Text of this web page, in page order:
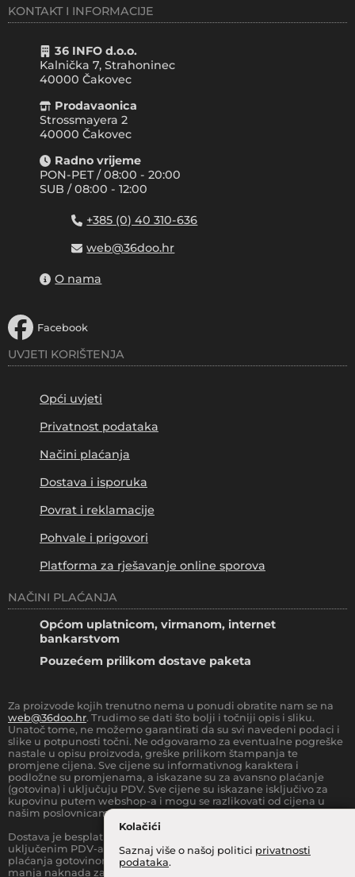
Kolačići
Saznaj više o našoj politici privatnosti
podataka.
KONTAKT I INFORMACIJE
36 INFO d.o.o.
Kalnička 7, Strahoninec
40000 Čakovec
Prodavaonica
Strossmayera 2
40000 Čakovec
Radno vrijeme
PON-PET / 08:00 - 20:00
SUB / 08:00 - 12:00
+385 (0) 40 310-636
web@36doo.hr
O nama
Facebook
UVJETI KORIŠTENJA
Opći uvjeti
Privatnost podataka
Načini plaćanja
Dostava i isporuka
Povrat i reklamacije
Pohvale i prigovori
Platforma za rješavanje online sporova
NAČINI PLAĆANJA
Općom uplatnicom, virmanom, internet
bankarstvom
Pouzećem prilikom dostave paketa
Za proizvode kojih trenutno nema u ponudi obratite nam se na
web@36doo.hr. Trudimo se dati što bolji i točniji opis i sliku.
Unatoč tome, ne možemo garantirati da su svi navedeni podaci i
slike u potpunosti točni. Ne odgovaramo za eventualne pogreške
nastale u opisu proizvoda, greške prilikom štampanja te
promjene cijena. Sve cijene su informativnog karaktera i
podložne su promjenama, a iskazane su za avansno plaćanje
(gotovina) i uključuju PDV. Sve cijene su iskazane isključivo za
kupovinu putem webshop-a i mogu se razlikovati od cijena u
našim poslovnicama.
Dostava je besplatna za sve narudžbe iznad
uključenim PDV-a) za Zonu 1 (cijela RH, osim otoka).Prilikom
plaćanja gotovinom pri dostavi robe na kućnu adresu, moguća je
manja naknada za rad sa gotovinom na strani dostavne službe.